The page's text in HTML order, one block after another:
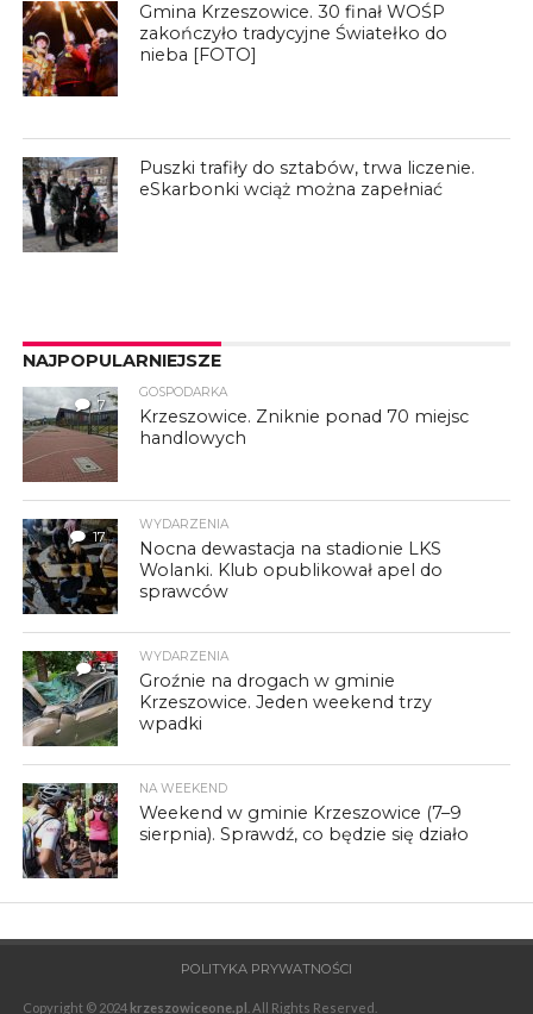
Gmina Krzeszowice. 30 finał WOŚP
zakończyło tradycyjne Światełko do
nieba [FOTO]
Puszki trafiły do sztabów, trwa liczenie.
eSkarbonki wciąż można zapełniać
NAJPOPULARNIEJSZE
7
GOSPODARKA
Krzeszowice. Zniknie ponad 70 miejsc
handlowych
17
WYDARZENIA
Nocna dewastacja na stadionie LKS
Wolanki. Klub opublikował apel do
sprawców
3
WYDARZENIA
Groźnie na drogach w gminie
Krzeszowice. Jeden weekend trzy
wpadki
NA WEEKEND
Weekend w gminie Krzeszowice (7–9
sierpnia). Sprawdź, co będzie się działo
POLITYKA PRYWATNOŚCI
Copyright © 2024 krzeszowiceone.pl . All Rights Reserved.